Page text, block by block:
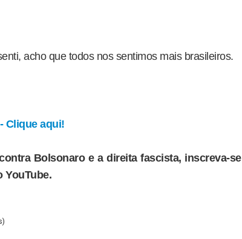
acho que todos nos sentimos mais brasileiros.
Clique aqui!
Bolsonaro e a direita fascista, inscreva-se
YouTube.